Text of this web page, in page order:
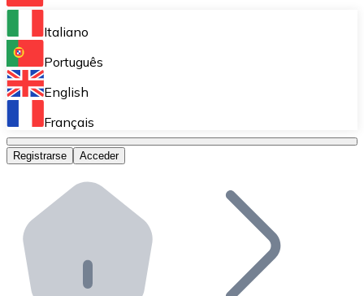
Bitnovo Ramp
Integra nuestra solución en tu plataforma.
Bitnovo Giftcards
Bitnovo OTC
Bitnovo ATM
Integra un ATM Bitnovo en tu negocio y permite que
Bitnovo API
Integra nuestra API en tu ecosistema.
Italiano
Português
English
Français
Registrarse Acceder